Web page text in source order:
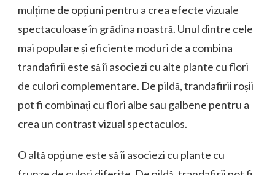
mulțime de opțiuni pentru a crea efecte vizuale
spectaculoase în grădina noastră. Unul dintre cele
mai populare și eficiente moduri de a combina
trandafirii este să îi asociezi cu alte plante cu flori
de culori complementare. De pildă, trandafirii roșii
pot fi combinați cu flori albe sau galbene pentru a
crea un contrast vizual spectaculos.
O altă opțiune este să îi asociezi cu plante cu